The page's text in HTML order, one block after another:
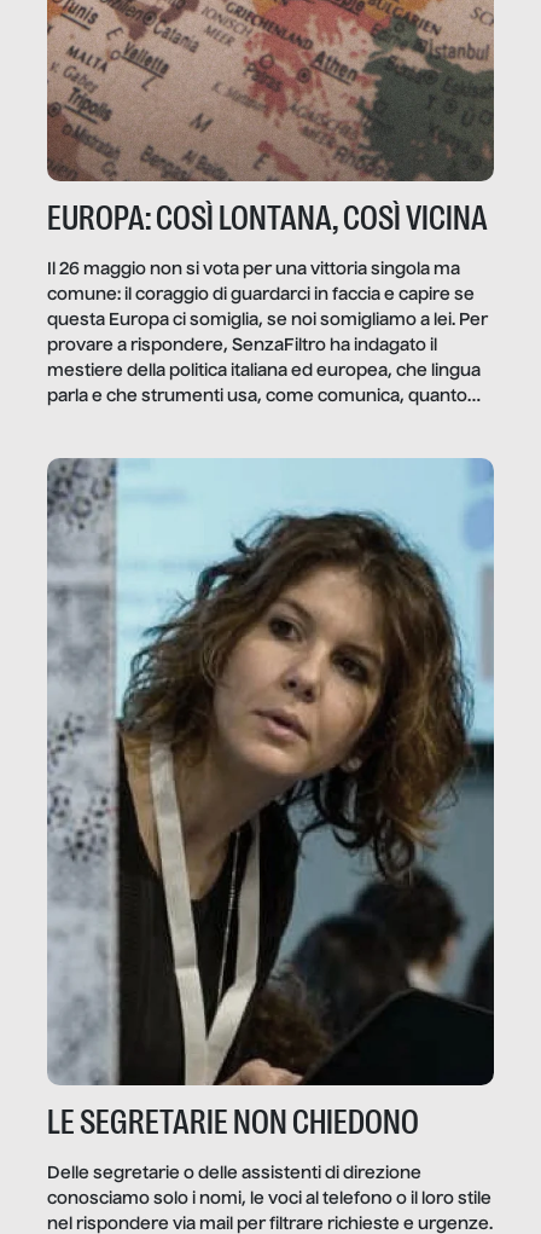
EUROPA: COSÌ LONTANA, COSÌ VICINA
Il 26 maggio non si vota per una vittoria singola ma
comune: il coraggio di guardarci in faccia e capire se
questa Europa ci somiglia, se noi somigliamo a lei. Per
provare a rispondere, SenzaFiltro ha indagato il
mestiere della politica italiana ed europea, che lingua
parla e che strumenti usa, come comunica, quanto
LE SEGRETARIE NON CHIEDONO
Delle segretarie o delle assistenti di direzione
conosciamo solo i nomi, le voci al telefono o il loro stile
nel rispondere via mail per filtrare richieste e urgenze.